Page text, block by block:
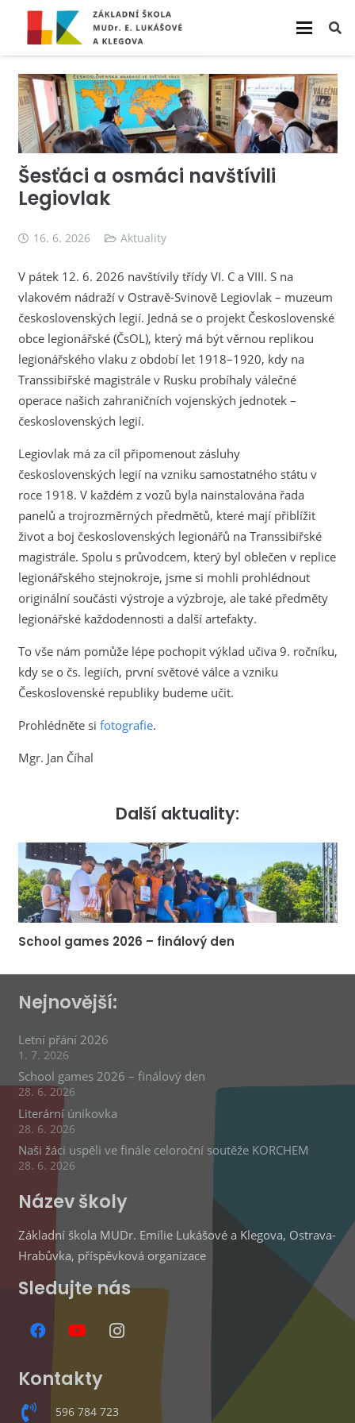
Šesťáci a osmáci navštívili
Legiovlak
16. 6. 2026 Aktuality
V pátek 12. 6. 2026 navštívily třídy VI. C a VIII. S na
vlakovém nádraží v Ostravě-Svinově Legiovlak – muzeum
československých legií. Jedná se o projekt Československé
obce legionářské (ČsOL), který má být věrnou replikou
legionářského vlaku z období let 1918–1920, kdy na
Transsibiřské magistrále v Rusku probíhaly válečné
operace našich zahraničních vojenských jednotek –
československých legií.
Legiovlak má za cíl připomenout zásluhy
československých legií na vzniku samostatného státu v
roce 1918. V každém z vozů byla nainstalována řada
panelů a trojrozměrných předmětů, které mají přiblížit
život a boj československých legionářů na Transsibiřské
magistrále. Spolu s průvodcem, který byl oblečen v replice
legionářského stejnokroje, jsme si mohli prohlédnout
originální součásti výstroje a výzbroje, ale také předměty
legionářské každodennosti a další artefakty.
To vše nám pomůže lépe pochopit výklad učiva 9. ročníku,
kdy se o čs. legiích, první světové válce a vzniku
Československé republiky budeme učit.
Prohlédněte si fotografie.
Mgr. Jan Číhal
Další aktuality:
School games 2026 – finálový den
Nejnovější:
Letní přání 2026
1. 7. 2026
School games 2026 – finálový den
28. 6. 2026
Literární únikovka
28. 6. 2026
Naši žáci uspěli ve finále celoroční soutěže KORCHEM
28. 6. 2026
Název školy
Základní škola MUDr. Emílie Lukášové a Klegova, Ostrava-
Hrabůvka, příspěvková organizace
Sledujte nás
Kontakty
596 784 723